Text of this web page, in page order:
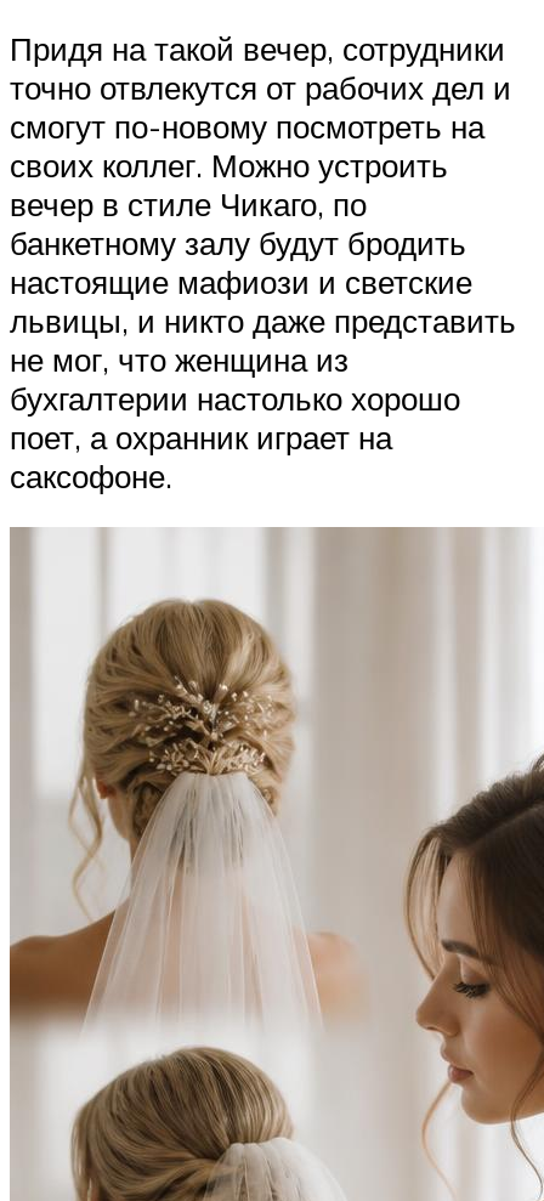
Придя на такой вечер, сотрудники
точно отвлекутся от рабочих дел и
смогут по-новому посмотреть на
своих коллег. Можно устроить
вечер в стиле Чикаго, по
банкетному залу будут бродить
настоящие мафиози и светские
львицы, и никто даже представить
не мог, что женщина из
бухгалтерии настолько хорошо
поет, а охранник играет на
саксофоне.